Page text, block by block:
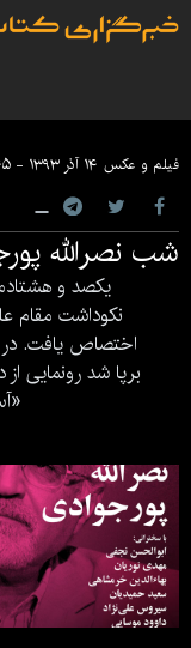
فیلم و عکس ۱۴ آذر ۱۳۹۳ - ۱۱:۴۵
شب نصرالله
نکوداشت مقام
اختصاص یافت. در
برپا شد رونمایی